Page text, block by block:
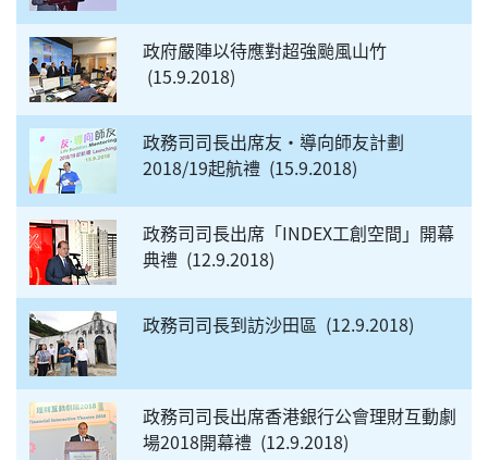
政府嚴陣以待應對超強颱風山竹
15.9.2018
政務司司長出席友‧導向師友計劃
2018/19起航禮 15.9.2018
政務司司長出席「INDEX工創空間」開幕
典禮 12.9.2018
政務司司長到訪沙田區 12.9.2018
政務司司長出席香港銀行公會理財互動劇
場2018開幕禮 12.9.2018